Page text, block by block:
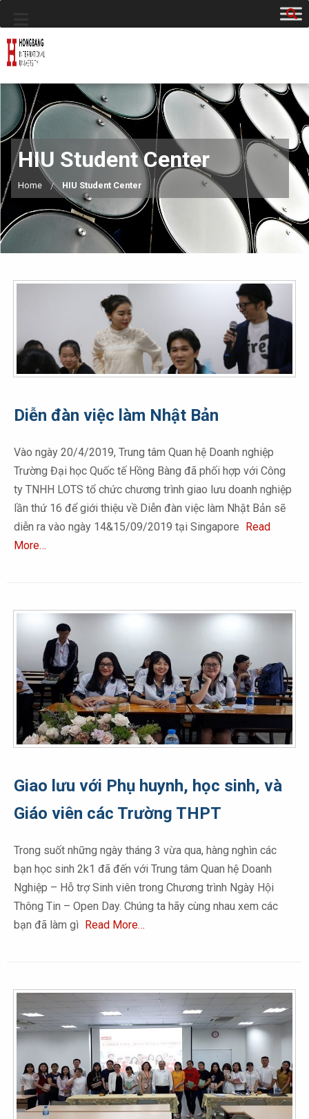
HIU Student Center
Home HIU Student Center
Diễn đàn việc làm Nhật Bản
Vào ngày 20/4/2019, Trung tâm Quan hệ Doanh nghiệp
Trường Đại học Quốc tế Hồng Bàng đã phối hợp với Công
ty TNHH LOTS tổ chức chương trình giao lưu doanh nghiệp
lần thứ 16 để giới thiệu về Diễn đàn việc làm Nhật Bản sẽ
diễn ra vào ngày 14&15/09/2019 tại Singapore Read
More…
Giao lưu với Phụ huynh, học sinh, và
Giáo viên các Trường THPT
Trong suốt những ngày tháng 3 vừa qua, hàng nghìn các
bạn học sinh 2k1 đã đến với Trung tâm Quan hệ Doanh
Nghiệp – Hỗ trợ Sinh viên trong Chương trình Ngày Hội
Thông Tin – Open Day. Chúng ta hãy cùng nhau xem các
bạn đã làm gì Read More…